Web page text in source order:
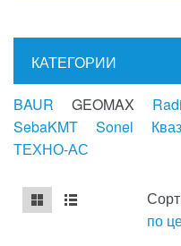
КАТЕГОРИИ
BAUR GEOMAX
SebaKMT
Sonel
ТЕХНО-АС
mse2_chunk_defaultпо